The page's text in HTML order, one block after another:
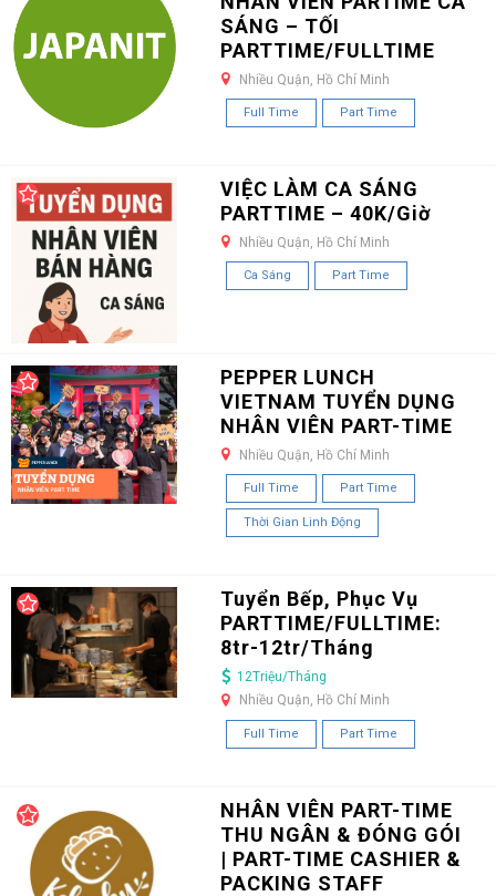
SÁNG – TỐI
PARTTIME/FULLTIME
Nhiều Quận, Hồ Chí Minh
Full Time Part Time
VIỆC LÀM CA SÁNG
PARTTIME – 40K/Giờ
Nhiều Quận, Hồ Chí Minh
Ca Sáng Part Time
PEPPER LUNCH
VIETNAM TUYỂN DỤNG
NHÂN VIÊN PART-TIME
Nhiều Quận, Hồ Chí Minh
Full Time Part Time
Thời Gian Linh Động
Tuyển Bếp, Phục Vụ
PARTTIME/FULLTIME:
8tr-12tr/Tháng
12Triệu/Tháng
Nhiều Quận, Hồ Chí Minh
Full Time Part Time
NHÂN VIÊN PART-TIME
THU NGÂN & ĐÓNG GÓI
| PART-TIME CASHIER &
PACKING STAFF